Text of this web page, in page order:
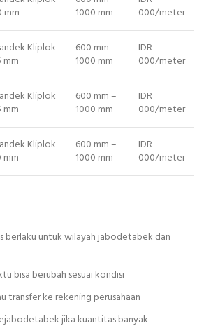
mm
1000 mm
000/meter
Kliplok
mm
600 mm –
1000 mm
IDR
000/meter
Kliplok
mm
600 mm –
1000 mm
IDR
000/meter
Kliplok
mm
600 mm –
1000 mm
IDR
000/meter
berlaku untuk wilayah jabodetabek dan
bisa berubah sesuai kondisi
transfer ke rekening perusahaan
jika kuantitas banyak